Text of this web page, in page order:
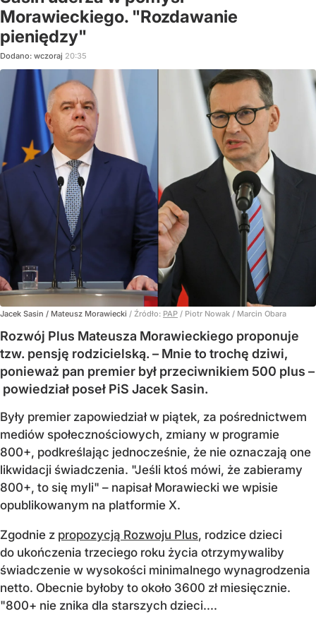
Morawieckiego. "Rozdawanie
pieniędzy"
Dodano: wczoraj 20:35
Jacek Sasin / Mateusz Morawiecki / Źródło: PAP / Piotr Nowak / Marcin Obara
Rozwój Plus Mateusza Morawieckiego proponuje
tzw. pensję rodzicielską. – Mnie to trochę dziwi,
ponieważ pan premier był przeciwnikiem 500 plus –
powiedział poseł PiS Jacek Sasin.
Były premier zapowiedział w piątek, za pośrednictwem
mediów społecznościowych, zmiany w programie
800+, podkreślając jednocześnie, że nie oznaczają one
likwidacji świadczenia. "Jeśli ktoś mówi, że zabieramy
800+, to się myli" – napisał Morawiecki we wpisie
opublikowanym na platformie X.
Zgodnie z propozycją Rozwoju Plus, rodzice dzieci
do ukończenia trzeciego roku życia otrzymywaliby
świadczenie w wysokości minimalnego wynagrodzenia
netto. Obecnie byłoby to około 3600 zł miesięcznie.
"800+ nie znika dla starszych dzieci....